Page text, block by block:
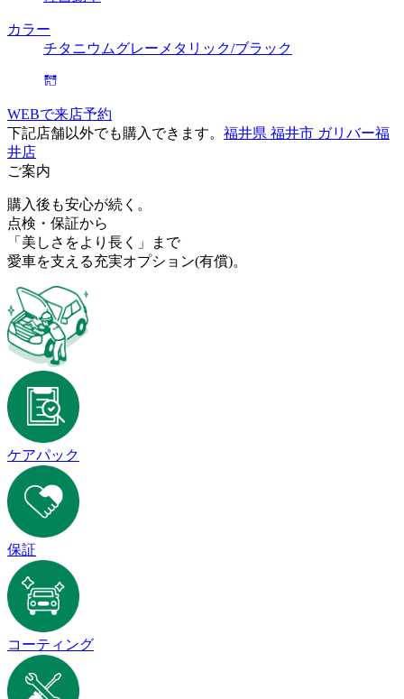
カラー
チタニウムグレーメタリック/ブラック
WEBで来店予約
下記店舗以外でも購入できます。 福井県 福井市 ガリバー福
井店
ご案内
購入後も安心が続く。
点検・保証から
「美しさをより長く」まで
愛車を支える充実オプション(有償)。
ケアパック
保証
コーティング